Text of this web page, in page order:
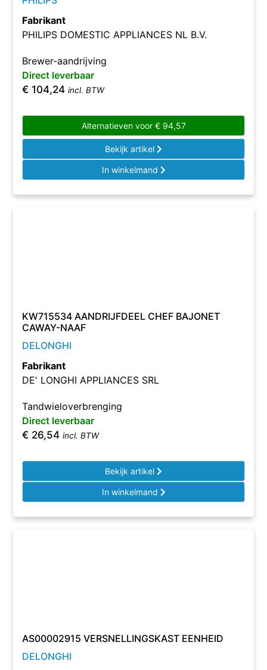
Fabrikant
PHILIPS DOMESTIC APPLIANCES NL B.V.
Brewer-aandrijving
Direct leverbaar
€ 104,24 incl. BTW
Alternatieven voor €94,57
Bekijk artikel
In winkelmand
KW715534 AANDRIJFDEEL CHEF BAJONET
CAWAY-NAAF
DELONGHI
Fabrikant
DE' LONGHI APPLIANCES SRL
Tandwieloverbrenging
Direct leverbaar
€ 26,54 incl. BTW
Bekijk artikel
In winkelmand
AS00002915 VERSNELLINGSKAST EENHEID
DELONGHI